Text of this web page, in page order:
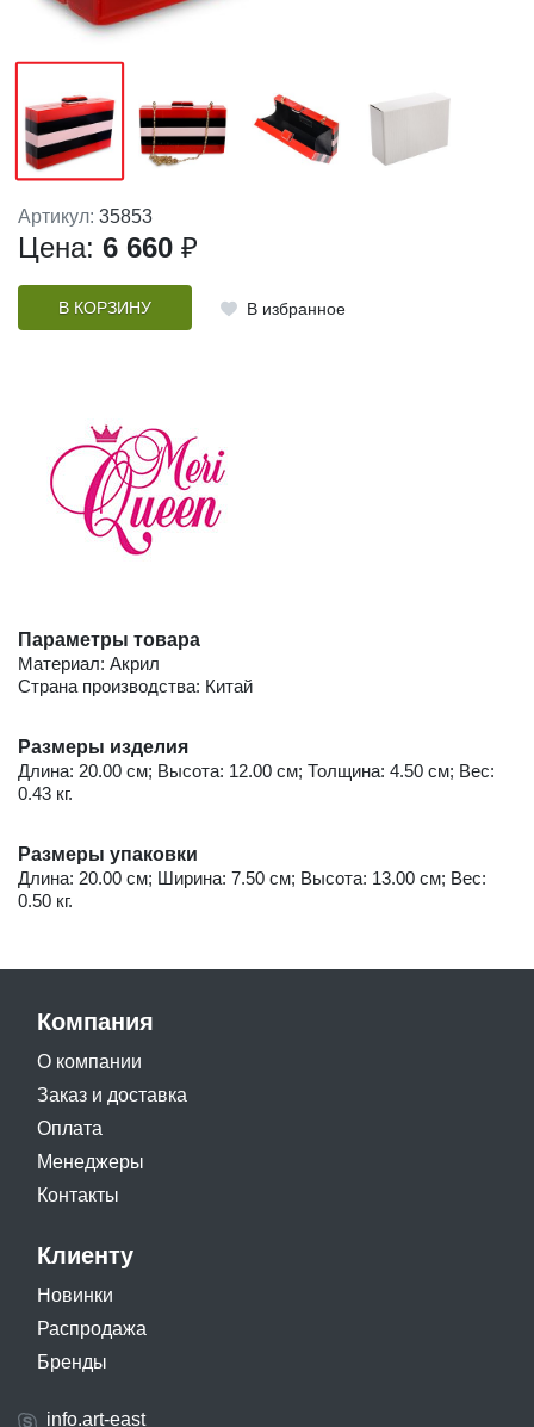
Артикул: 35853
Цена: 6 660 ₽
В КОРЗИНУ В избранное
Параметры товара
Материал: Акрил
Страна производства: Китай
Размеры изделия
Длина: 20.00 см; Высота: 12.00 см; Толщина: 4.50 см; Вес:
0.43 кг.
Размеры упаковки
Длина: 20.00 см; Ширина: 7.50 см; Высота: 13.00 см; Вес:
0.50 кг.
Компания
О компании
Заказ и доставка
Оплата
Менеджеры
Контакты
Клиенту
Новинки
Распродажа
Бренды
info.art-east